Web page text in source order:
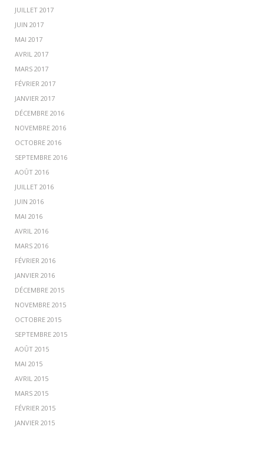
JUILLET 2017
JUIN 2017
MAI 2017
AVRIL 2017
MARS 2017
FÉVRIER 2017
JANVIER 2017
DÉCEMBRE 2016
NOVEMBRE 2016
OCTOBRE 2016
SEPTEMBRE 2016
AOÛT 2016
JUILLET 2016
JUIN 2016
MAI 2016
AVRIL 2016
MARS 2016
FÉVRIER 2016
JANVIER 2016
DÉCEMBRE 2015
NOVEMBRE 2015
OCTOBRE 2015
SEPTEMBRE 2015
AOÛT 2015
MAI 2015
AVRIL 2015
MARS 2015
FÉVRIER 2015
JANVIER 2015